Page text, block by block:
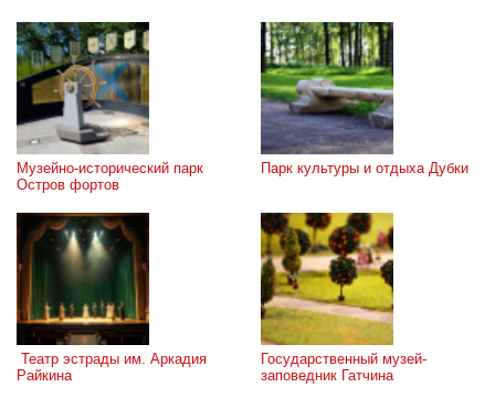
Музейно-исторический парк
Остров фортов
Парк культуры и отдыха Дубки
Райкина
Государственный музей-
заповедник Гатчина